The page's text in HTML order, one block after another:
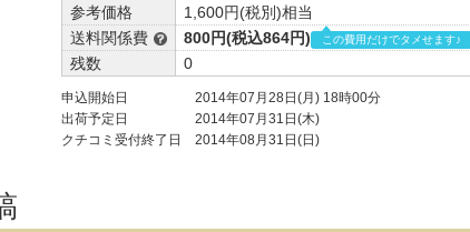
参考価格
1,600円(税別)相当
送料関係費
800円(税込864円) この費用だけでタメせます♪
残数 0
申込開始日
2014年07月28日(月) 18時00分
出荷予定日
2014年07月31日(木)
クチコミ受付終了日
2014年08月31日(日)